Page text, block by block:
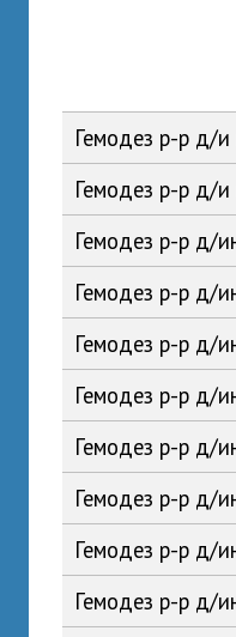
Гемодез р-р д/
Гемодез р-р д/
Гемодез р-р д/
Гемодез р-р д/
Гемодез р-р д/
Гемодез р-р д/
Гемодез р-р д/
Гемодез р-р д/
Гемодез р-р д/
Гемодез р-р д/